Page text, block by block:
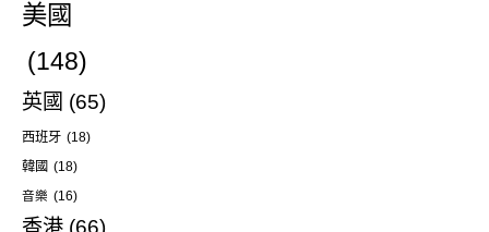
美國
(148)
英國 (65)
西班牙 (18)
韓國 (18)
音樂 (16)
香港 (66)